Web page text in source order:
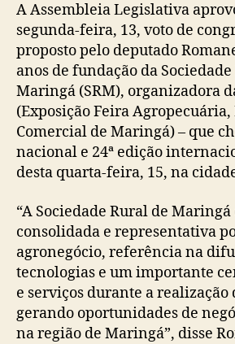
A Assembleia Legislativa
segunda-feira, 13, voto de
proposto pelo deputado
anos de fundação da
Maringá (SRM), organizadora
(Exposição Feira
Comercial de Maringá) – que
nacional e 24ª edição
desta quarta-feira, 15, na
“A Sociedade Rural de
consolidada e representativa
agronegócio, referência na
tecnologias e um importante
e serviços durante a realização
gerando oportunidades de
na região de Maringá”, disse